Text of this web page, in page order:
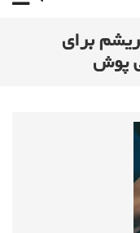
برای
پوش